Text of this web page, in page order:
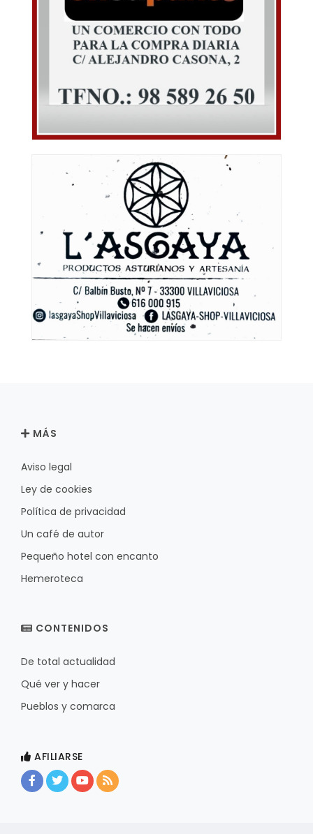
MÁS
Aviso legal
Ley de cookies
Política de privacidad
Un café de autor
Pequeño hotel con encanto
Hemeroteca
CONTENIDOS
De total actualidad
Qué ver y hacer
Pueblos y comarca
AFILIARSE